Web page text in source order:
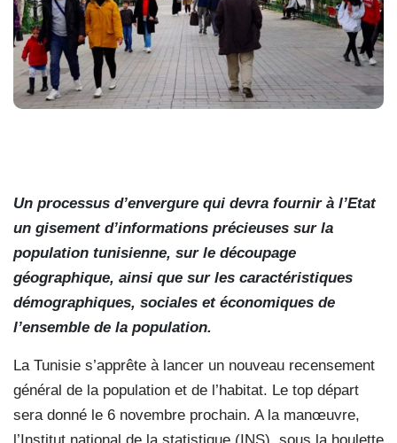
Un processus d’envergure qui devra fournir à l’Etat
un gisement d’informations précieuses sur la
population tunisienne, sur le découpage
géographique, ainsi que sur les caractéristiques
démographiques, sociales et économiques de
l’ensemble de la population.
La Tunisie s’apprête à lancer un nouveau recensement
général de la population et de l’habitat. Le top départ
sera donné le 6 novembre prochain. A la manœuvre,
l’Institut national de la statistique (INS), sous la houlette